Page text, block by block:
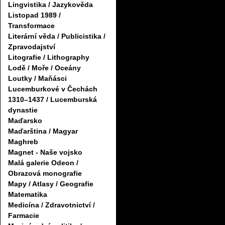
Lingvistika / Jazykověda
Listopad 1989 /
Transformace
Literární věda / Publicistika /
Zpravodajství
Litografie / Lithography
Lodě / Moře / Oceány
Loutky / Maňásci
Lucemburkové v Čechách
1310–1437 / Lucemburská
dynastie
Maďarsko
Maďarština / Magyar
Maghreb
Magnet - Naše vojsko
Malá galerie Odeon /
Obrazová monografie
Mapy / Atlasy / Geografie
Matematika
Medicína / Zdravotnictví /
Farmacie